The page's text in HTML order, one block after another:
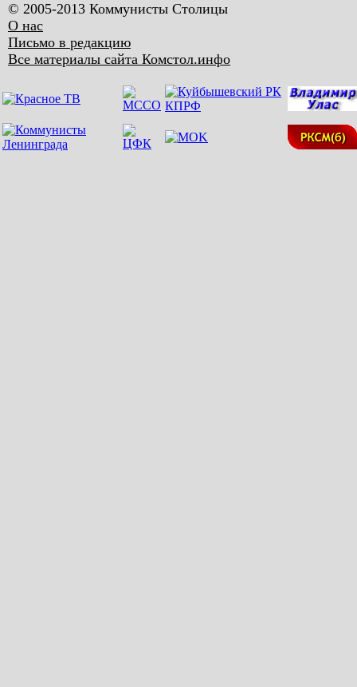
© 2005-2013 Коммунисты Столицы
О нас
Письмо в редакцию
Все материалы сайта Комстол.инфо